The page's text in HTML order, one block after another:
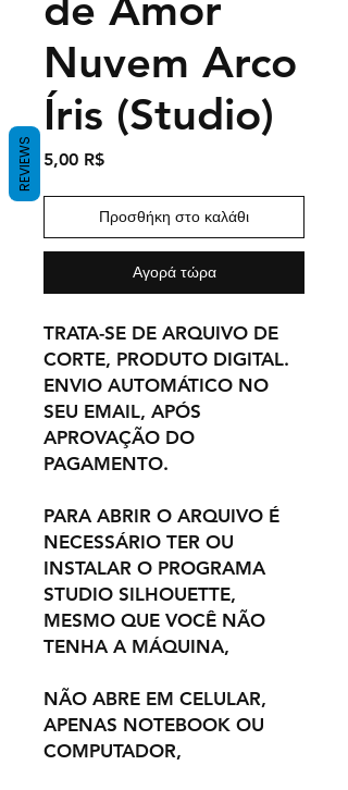
Nuvem Arco
Íris (Studio)
5,00 R$Τιμή
Προσθήκη στο καλάθι
Αγορά τώρα
TRATA-SE DE ARQUIVO DE
CORTE, PRODUTO DIGITAL.
ENVIO AUTOMÁTICO NO
SEU EMAIL, APÓS
APROVAÇÃO DO
PAGAMENTO.
PARA ABRIR O ARQUIVO É
NECESSÁRIO TER OU
INSTALAR O PROGRAMA
STUDIO SILHOUETTE,
MESMO QUE VOCÊ NÃO
TENHA A MÁQUINA,
NÃO ABRE EM CELULAR,
APENAS NOTEBOOK OU
COMPUTADOR,
REVIEWS